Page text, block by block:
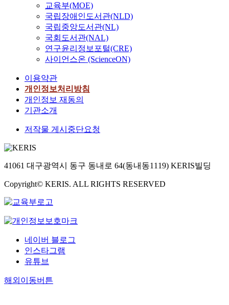
교육부(MOE)
국립장애인도서관(NLD)
국립중앙도서관(NL)
국회도서관(NAL)
연구윤리정보포털(CRE)
사이언스온 (ScienceON)
이용약관
개인정보처리방침
개인정보 재동의
기관소개
저작물 게시중단요청
41061 대구광역시 동구 동내로 64(동내동1119) KERIS빌딩
Copyright© KERIS. ALL RIGHTS RESERVED
네이버 블로그
인스타그램
유튜브
해외이동버튼